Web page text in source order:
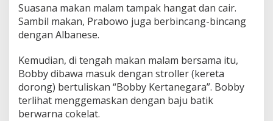
Suasana makan malam tampak hangat dan cair.
Sambil makan, Prabowo juga berbincang-bincang
dengan Albanese.
Kemudian, di tengah makan malam bersama itu,
Bobby dibawa masuk dengan stroller (kereta
dorong) bertuliskan “Bobby Kertanegara”. Bobby
terlihat menggemaskan dengan baju batik
berwarna cokelat.